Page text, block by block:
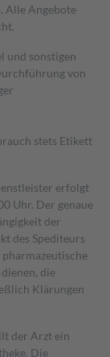
Alle Angebote
und sonstigen
von
stets Etikett
erfolgt
Uhr. Der genaue
der
des Spediteurs
die
Klärungen
der Arzt ein
Die